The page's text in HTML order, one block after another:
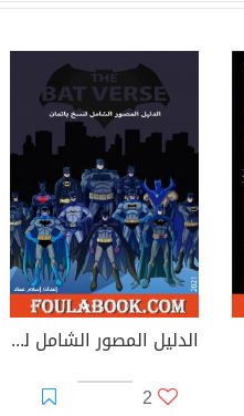
الدليل المصور الشامل لنسخ باتمان
2